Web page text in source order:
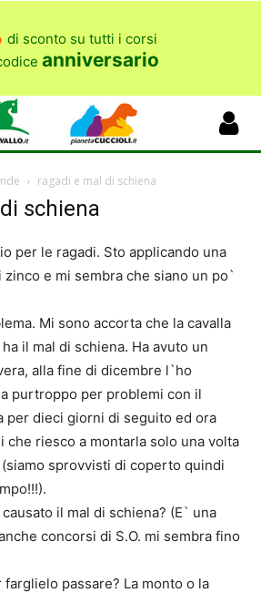
di sconto su tutti i corsi
anniversario
ragadi e mal di schiena
schiena
per le ragadi. Sto applicando una
e mi sembra che siano un po`
Mi sono accorta che la cavalla
il mal di schiena. Ha avuto un
alla fine di dicembre l`ho
purtroppo per problemi con il
per dieci giorni di seguito ed ora
che riesco a montarla solo una volta
sprovvisti di coperto quindi
il mal di schiena? (E` una
concorsi di S.O. mi sembra fino
passare? La monto o la